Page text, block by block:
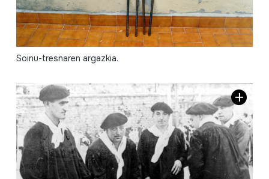
Soinu-tresnaren argazkia.